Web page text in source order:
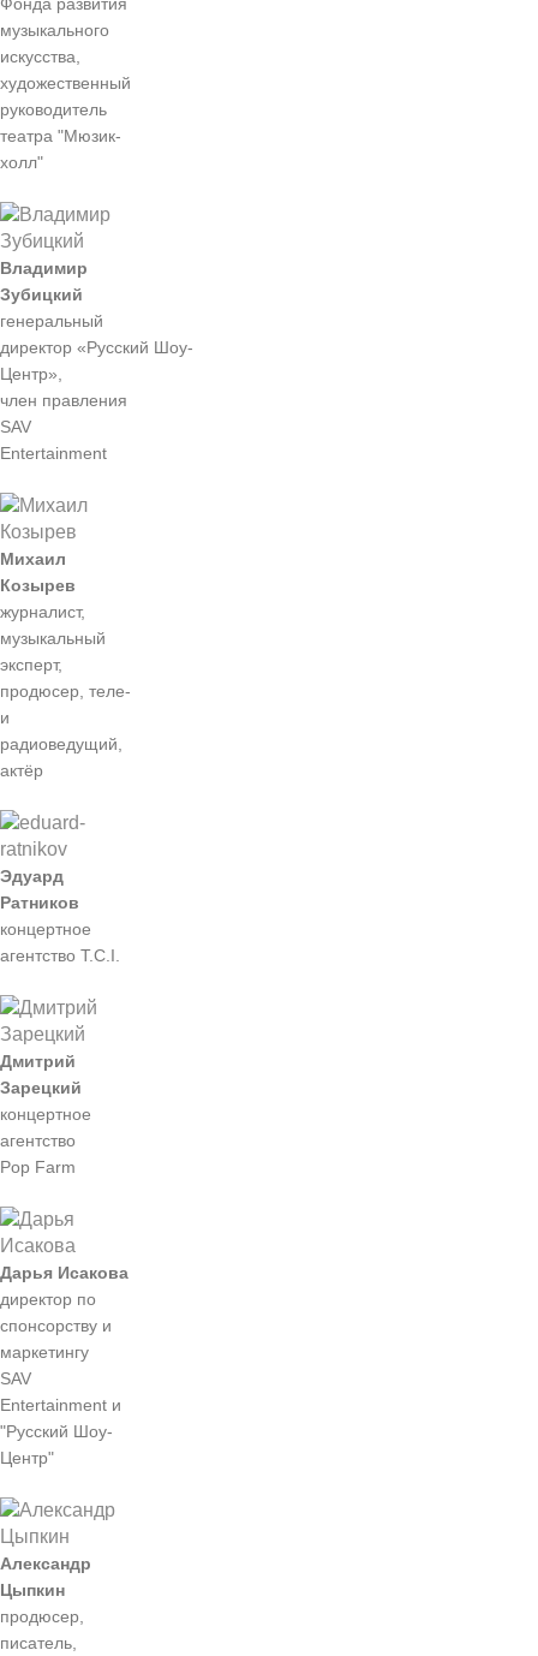
музыкального
искусства,
художественный
руководитель
театра "Мюзик-
холл"
Владимир
Зубицкий
генеральный
директор «Русский Шоу-
Центр»,
член правления
SAV
Entertainment
Михаил
Козырев
журналист,
музыкальный
эксперт,
продюсер, теле-
и
радиоведущий,
актёр
Эдуард
Ратников
концертное
агентство T.C.I.
Дмитрий
Зарецкий
концертное
агентство
Pop Farm
Дарья Исакова
директор по
спонсорству и
маркетингу
SAV
Entertainment и
"Русский Шоу-
Центр"
Александр
Цыпкин
продюсер,
писатель,